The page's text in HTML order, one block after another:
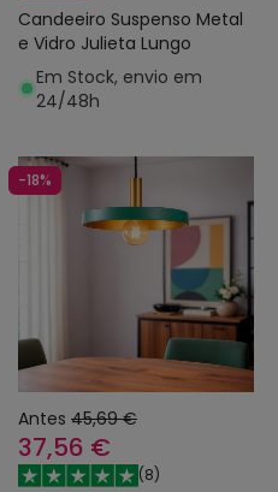
Candeeiro Suspenso Metal
e Vidro Julieta Lungo
Em Stock, envio em
24/48h
-18%
Antes 45,69 €
37,56 €
(8)